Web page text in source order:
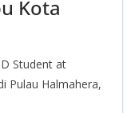
Kota
Student at
Pulau Halmahera,